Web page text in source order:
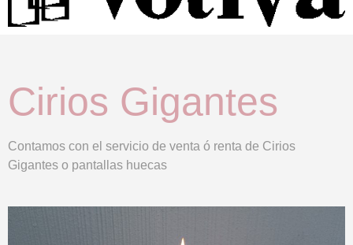
Cirios Gigantes
Contamos con el servicio de venta ó renta de Cirios
Gigantes o pantallas huecas